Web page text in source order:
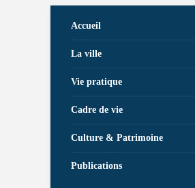
Accueil
La ville
Vie pratique
Cadre de vie
Culture & Patrimoine
Publications